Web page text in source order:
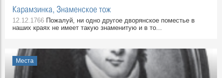
Карамзинка, Знаменское тож
12.12.1766 Пожалуй, ни одно другое дворянское поместье в
наших краях не имеет такую знаменитую и в то...
Места